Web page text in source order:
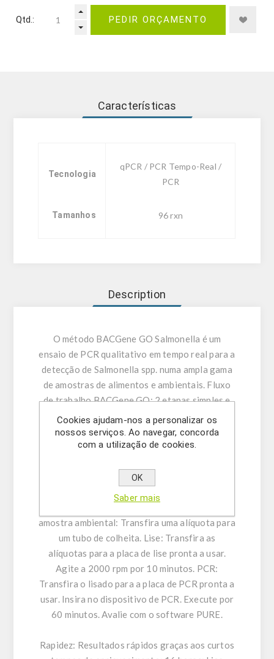
Qtd.: PEDIR ORÇAMENTO
Características
Tecnologia
qPCR / PCR Tempo-Real /
PCR
Tamanhos 96 rxn
Description
O método BACGene GO Salmonella é um
ensaio de PCR qualitativo em tempo real para a
detecção de Salmonella spp. numa ampla gama
de amostras de alimentos e ambientais. Fluxo
de trabalho BACGene GO: 2 etapas simples e
simplificadas. Otimize as operações do seu
laboratório em duas etapas simples,
proporcionando uma detecção de patogénios
simplicidade unem-se no fluxo de trabalho
BACGene GO. Enriquecimento: Enriqueça de
amostra ambiental: Transfira uma alíquota para
um tubo de colheita. Lise: Transfira as
alíquotas para a placa de lise pronta a usar.
Agite a 2000 rpm por 10 minutos. PCR:
Transfira o lisado para a placa de PCR pronta a
usar. Insira no dispositivo de PCR. Execute por
60 minutos. Avalie com o software PURE.
Rapidez: Resultados rápidos graças aos curtos
Cookies ajudam-nos a personalizar os
nossos serviços. Ao navegar, concorda
com a utilização de cookies.
OK
Saber mais